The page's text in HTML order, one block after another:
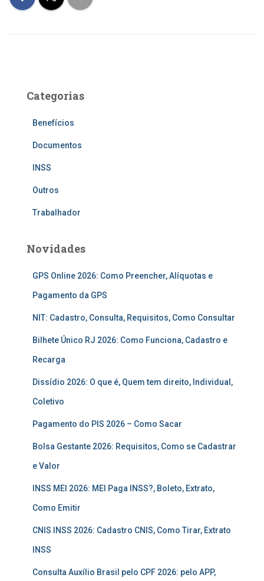
Categorias
Benefícios
Documentos
INSS
Outros
Trabalhador
Novidades
GPS Online 2026: Como Preencher, Alíquotas e
Pagamento da GPS
NIT: Cadastro, Consulta, Requisitos, Como Consultar
Bilhete Único RJ 2026: Como Funciona, Cadastro e
Recarga
Dissídio 2026: O que é, Quem tem direito, Individual,
Coletivo
Pagamento do PIS 2026 – Como Sacar
Bolsa Gestante 2026: Requisitos, Como se Cadastrar
e Valor
INSS MEI 2026: MEI Paga INSS?, Boleto, Extrato,
Como Emitir
CNIS INSS 2026: Cadastro CNIS, Como Tirar, Extrato
INSS
Consulta Auxílio Brasil pelo CPF 2026: pelo APP,